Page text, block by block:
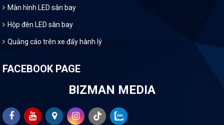
Màn hình LED sân bay
Hộp đèn LED sân bay
Quảng cáo trên xe đẩy hành lý
FACEBOOK PAGE
BIZMAN MEDIA